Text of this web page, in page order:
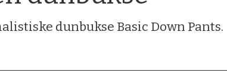
dunbukse Basic Down Pants.